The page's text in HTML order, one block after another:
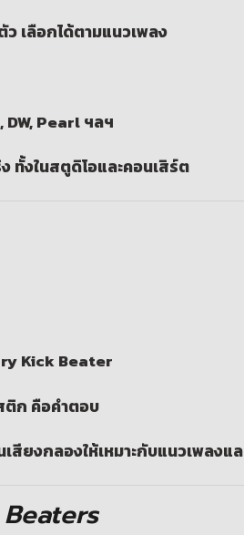
ว เลือกได้ตามแนวเพลง
DW, Pearl ฯลฯ
ทั้งในสตูดิโอและคอนเสิร์ต
Kick Beater
ติก คือคำตอบ
สียงกลองให้เหมาะกับแนวเพล